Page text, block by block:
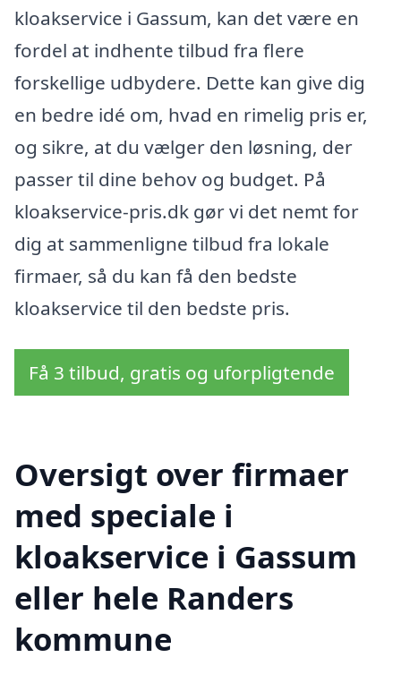
kloakservice i Gassum, kan det være en
fordel at indhente tilbud fra flere
forskellige udbydere. Dette kan give dig
en bedre idé om, hvad en rimelig pris er,
og sikre, at du vælger den løsning, der
passer til dine behov og budget. På
kloakservice-pris.dk gør vi det nemt for
dig at sammenligne tilbud fra lokale
firmaer, så du kan få den bedste
kloakservice til den bedste pris.
Få 3 tilbud, gratis og uforpligtende
Oversigt over firmaer
med speciale i
kloakservice i Gassum
eller hele Randers
kommune